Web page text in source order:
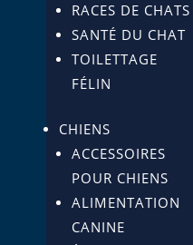
RACES DE CHATS
SANTÉ DU CHAT
TOILETTAGE
FÉLIN
CHIENS
ACCESSOIRES
POUR CHIENS
ALIMENTATION
CANINE